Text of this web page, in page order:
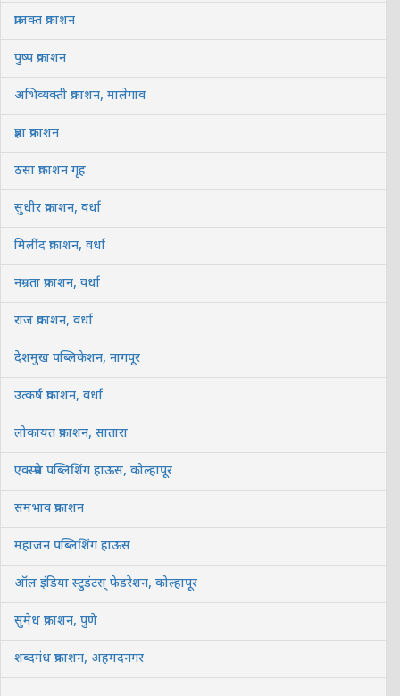
प्राजक्त प्रकाशन
पुष्प प्रकाशन
अभिव्यक्ती प्रकाशन, मालेगाव
प्रज्ञा प्रकाशन
ठसा प्रकाशन गृह
सुधीर प्रकाशन, वर्धा
मिलींद प्रकाशन, वर्धा
नम्रता प्रकाशन, वर्धा
राज प्रकाशन, वर्धा
देशमुख पब्लिकेशन, नागपूर
उत्कर्ष प्रकाशन, वर्धा
लोकायत प्रकाशन, सातारा
एक्स्प्रेस पब्लिशिंग हाऊस, कोल्हापूर
समभाव प्रकाशन
महाजन पब्लिशिंग हाऊस
ऑल इंडिया स्टुडंटस् फेडरेशन, कोल्हापूर
सुमेध प्रकाशन, पुणे
शब्दगंध प्रकाशन, अहमदनगर